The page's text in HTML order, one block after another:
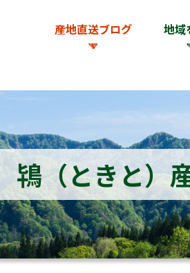
産地直送ブログ 地域
鴇（ときと）